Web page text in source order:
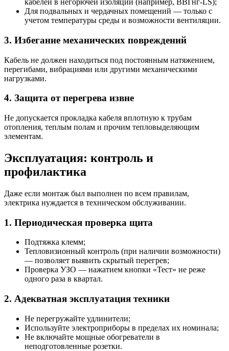
кабелей в негорючей изоляции (например, ВВГнг-LS);
Для подвальных и чердачных помещений — только с
учетом температуры среды и возможности вентиляции.
3. Избегание механических повреждений
Кабель не должен находиться под постоянным натяжением,
перегибами, вибрациями или другими механическими
нагрузками.
4. Защита от перегрева извне
Не допускается прокладка кабеля вплотную к трубам
отопления, теплым полам и прочим тепловыделяющим
элементам.
Эксплуатация: контроль и
профилактика
Даже если монтаж был выполнен по всем правилам,
электрика нуждается в техническом обслуживании.
1. Периодическая проверка щита
Подтяжка клемм;
Тепловизионный контроль (при наличии возможности)
— позволяет выявить скрытый перегрев;
Проверка УЗО — нажатием кнопки «Тест» не реже
одного раза в квартал.
2. Адекватная эксплуатация техники
Не перегружайте удлинители;
Используйте электроприборы в пределах их номинала;
Не включайте мощные обогреватели в
неподготовленные розетки.